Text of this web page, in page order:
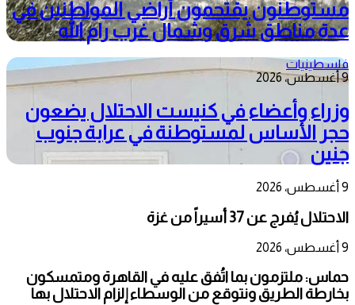
مستوطنون يقتحمون أراضي المواطنين في
عدة مناطق شرق وشمال غرب رام الله
فلسطينيات
9 أغسطس، 2026
وزراء وأعضاء في كنيست الاحتلال يضعون
حجر الأساس لمستوطنة في عرابة جنوب
جنين
9 أغسطس، 2026
الاحتلال يُفرج عن 37 أسيراً من غزة
9 أغسطس، 2026
حماس: ملتزمون بما اتُفق عليه في القاهرة ومتمسكون
بخارطة الطريق ونتوقع من الوسطاء إلزام الاحتلال بها